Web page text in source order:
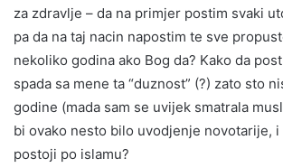
za zdravlje – da na primjer postim svaki
pa da na taj nacin napostim te sve
nekoliko godina ako Bog da? Kako da
spada sa mene ta “duznost” (?) zato sto
godine (mada sam se uvijek smatrala
bi ovako nesto bilo uvodjenje novotarije, i
postoji po islamu?